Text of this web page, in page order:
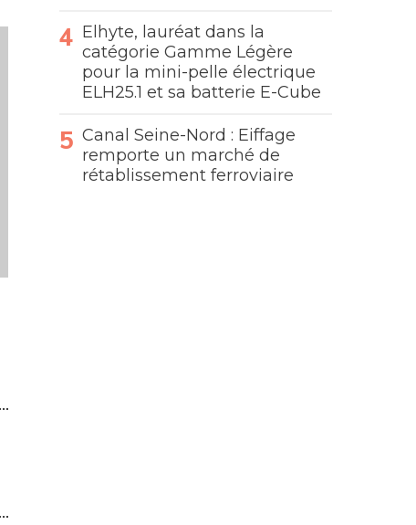
Elhyte, lauréat dans la
catégorie Gamme Légère
pour la mini-pelle électrique
ELH25.1 et sa batterie E-Cube
Canal Seine-Nord : Eiffage
remporte un marché de
rétablissement ferroviaire